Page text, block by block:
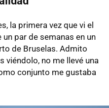
la primera vez que vi el
un par de semanas en un
de Bruselas. Admito
viéndolo, no me llevé una
conjunto me gustaba